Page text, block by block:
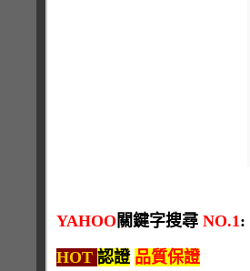
YAHOO 關鍵字搜尋 NO.1:
HOT 認證 品質保證